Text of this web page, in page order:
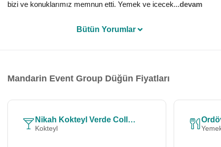
bizi ve konuklarımız memnun etti. Yemek ve icecek...devam
Bütün Yorumlar
Mandarin Event Group Düğün Fiyatları
Nikah Kokteyl Verde Collection 150
Kokteyl